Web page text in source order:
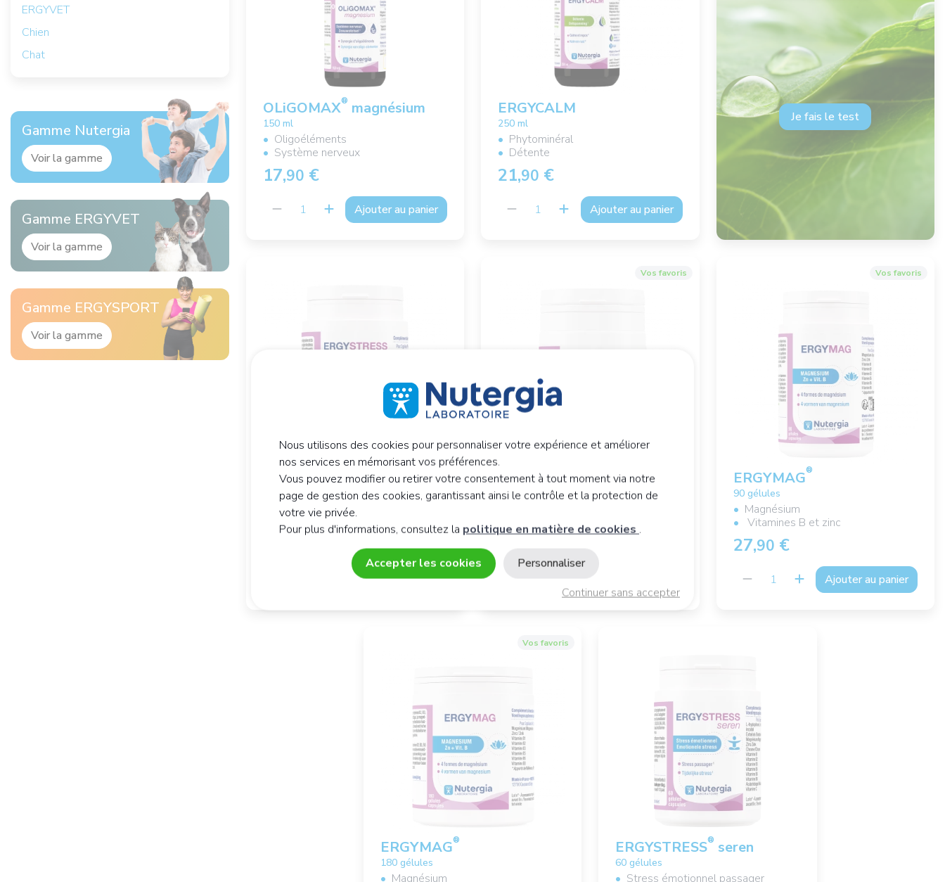
OLiGOMAX® magnésium
150 ml
Oligoéléments
Système nerveux
17,90 €
Ajouter au panier
ERGYCALM
250 ml
Phytominéral
Détente
21,90 €
Ajouter au panier
Je fais le test
ERGYSTRESS activ
60 gélules
Motivation
23,90 €
Ajouter au panier
Vos favoris
ERGYMAG
45 gélules
Vitamines B et zinc
Vos favoris
ERGYMAG®
90 gélules
Magnésium
Vitamines B et zinc
27,90 €
Ajouter au panier
Vos favoris
ERGYMAG®
180 gélules
Magnésium
ERGYSTRESS® seren
60 gélules
Stress émotionnel passager
ERGYVET
Chien
Chat
Gamme Nutergia
Voir la gamme
Gamme ERGYVET
Voir la gamme
Gamme ERGYSPORT
Voir la gamme
Nous utilisons des cookies pour personnaliser votre expérience et améliorer
nos services en mémorisant vos préférences.
Vous pouvez modifier ou retirer votre consentement à tout moment via notre
page de gestion des cookies, garantissant ainsi le contrôle et la protection de
votre vie privée.
Pour plus d'informations, consultez la politique en matière de cookies .
Accepter les cookies
Continuer sans accepter
Personnaliser